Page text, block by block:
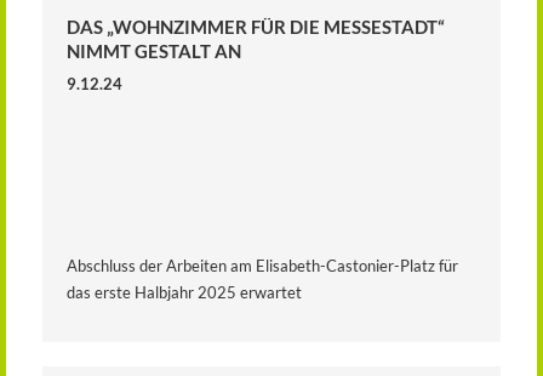
DAS „WOHNZIMMER FÜR DIE MESSESTADT“
NIMMT GESTALT AN
9.12.24
Abschluss der Arbeiten am Elisabeth-Castonier-Platz für
das erste Halbjahr 2025 erwartet